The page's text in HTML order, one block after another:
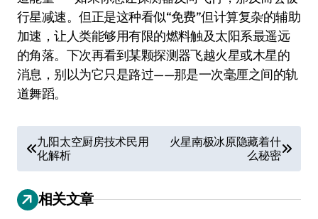
行星减速。但正是这种看似“免费”但计算复杂的辅助
加速，让人类能够用有限的燃料触及太阳系最遥远
的角落。下次再看到某颗探测器飞越火星或木星的
消息，别以为它只是路过——那是一次毫厘之间的轨
道舞蹈。
章
导
航
九阳太空厨房技术民用
化解析
火星南极冰原隐藏着什
么秘密
相关文章